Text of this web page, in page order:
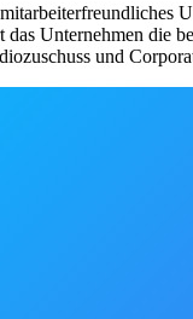
Unternehmen
und